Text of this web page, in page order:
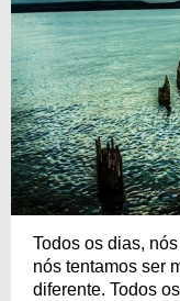
Todos os dias,
nós tentamos ser
diferente. Todos